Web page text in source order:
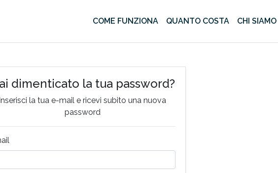
COME FUNZIONA
QUANTO COSTA CHI SIAMO
dimenticato la tua password?
la tua e-mail e ricevi subito una nuova
password